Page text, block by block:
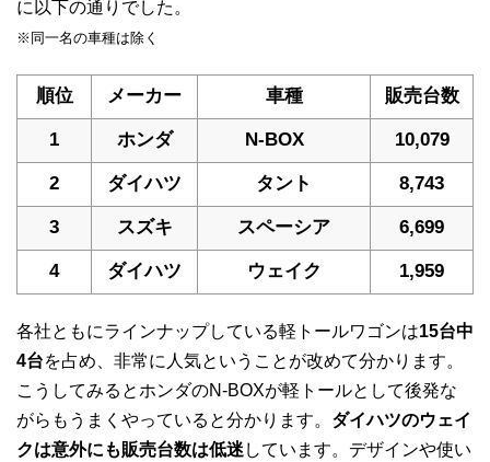
に以下の通りでした。
※同一名の車種は除く
順位 メーカー 車種 販売台数
1 ホンダ N-BOX 10,079
2 ダイハツ タント 8,743
3 スズキ スペーシア 6,699
4 ダイハツ ウェイク 1,959
各社ともにラインナップしている軽トールワゴンは15台中
4台を占め、非常に人気ということが改めて分かります。
こうしてみるとホンダのN-BOXが軽トールとして後発な
がらもうまくやっていると分かります。 ダイハツのウェイ
クは意外にも販売台数は低迷 しています。デザインや使い